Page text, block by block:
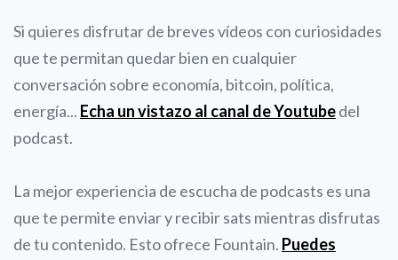
Si quieres disfrutar de breves vídeos con curiosidades
que te permitan quedar bien en cualquier
conversación sobre economía, bitcoin, política,
energía... Echa un vistazo al canal de Youtubedel
podcast.
La mejor experiencia de escucha de podcasts es una
que te permite enviar y recibir sats mientras disfrutas
de tu contenido. Esto ofrece Fountain. Puedes